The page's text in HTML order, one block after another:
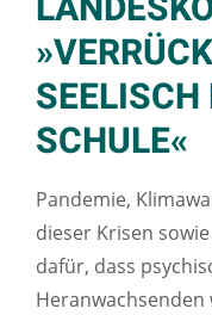
SCHULE«
Pandemie,
dieser Krisen
dafür, dass